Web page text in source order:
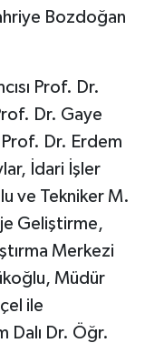
Bozdoğan
Prof. Dr.
Dr. Gaye
Prof. Dr. Erdem
İdari İşler
ve Tekniker M.
Geliştirme,
Merkezi
Müdür
ile
Dalı Dr. Öğr.